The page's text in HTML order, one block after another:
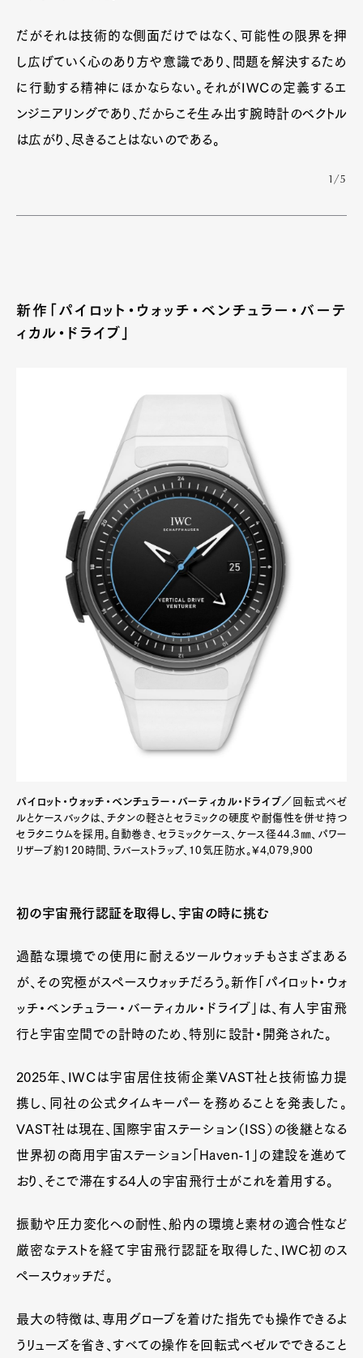
だがそれは技術的な側面だけではなく、可能性の限界を押
し広げていく心のあり方や意識であり、問題を解決するため
に行動する精神にほかならない。それがIWCの定義するエ
ンジニアリングであり、だからこそ生み出す腕時計のベクトル
は広がり、尽きることはないのである。
1/5
新作「パイロット・ウォッチ・ベンチュラー・バーテ
ィカル・ドライブ」
パイロット・ウォッチ・ベンチュラー・バーティカル・ドライブ／ 回転式ベゼ
ルとケースバックは、チタンの軽さとセラミックの硬度や耐傷性を併せ持つ
セラタニウムを採用。自動巻き、セラミックケース、ケース径44.3㎜、パワー
リザーブ約120時間、ラバーストラップ、10気圧防水。¥4,079,900
初の宇宙飛行認証を取得し、宇宙の時に挑む
過酷な環境での使用に耐えるツールウォッチもさまざまある
が、その究極がスペースウォッチだろう。新作「パイロット・ウォ
ッチ・ベンチュラー・バーティカル・ドライブ」は、有人宇宙飛
行と宇宙空間での計時のため、特別に設計・開発された。
2025年、IWCは宇宙居住技術企業VAST社と技術協力提
携し、同社の公式タイムキーパーを務めることを発表した。
VAST社は現在、国際宇宙ステーション（ISS）の後継となる
世界初の商用宇宙ステーション「Haven-1」の建設を進めて
おり、そこで滞在する4人の宇宙飛行士がこれを着用する。
振動や圧力変化への耐性、船内の環境と素材の適合性など
厳密なテストを経て宇宙飛行認証を取得した、IWC初のス
ペースウォッチだ。
最大の特徴は、専用グローブを着けた指先でも操作できるよ
うリューズを省き、すべての操作を回転式ベゼルでできること